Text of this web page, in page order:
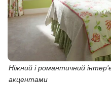
Ніжний і романтичний
акцентами